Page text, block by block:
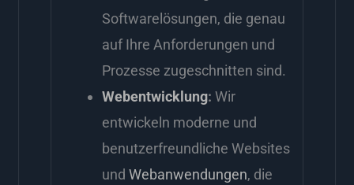
Softwarelösungen, die genau
auf Ihre Anforderungen und
Prozesse zugeschnitten sind.
Webentwicklung: Wir
entwickeln moderne und
benutzerfreundliche Websites
undWebanwendungen, die